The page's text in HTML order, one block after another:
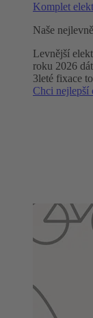
Komplet
Naše
Levnější
roku 2026
3leté fixace
Chci nejlepší